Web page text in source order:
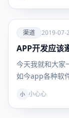
爱
渠道
渠道 2019-07-
APP开发应该
今天我就和大家
如今app各种软
小 小心心